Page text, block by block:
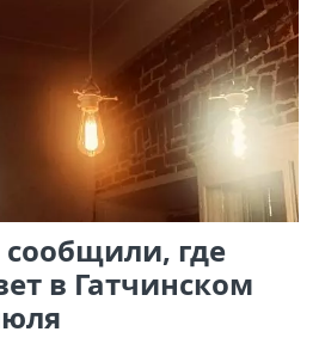
сообщили, где
в Гатчинском